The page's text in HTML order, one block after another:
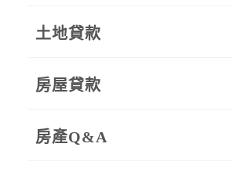
土地貸款
房屋貸款
房產Q&A